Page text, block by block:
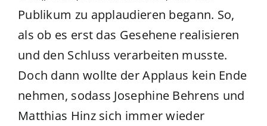
Publikum zu applaudieren begann. So,
als ob es erst das Gesehene realisieren
und den Schluss verarbeiten musste.
Doch dann wollte der Applaus kein Ende
nehmen, sodass Josephine Behrens und
Matthias Hinz sich immer wieder